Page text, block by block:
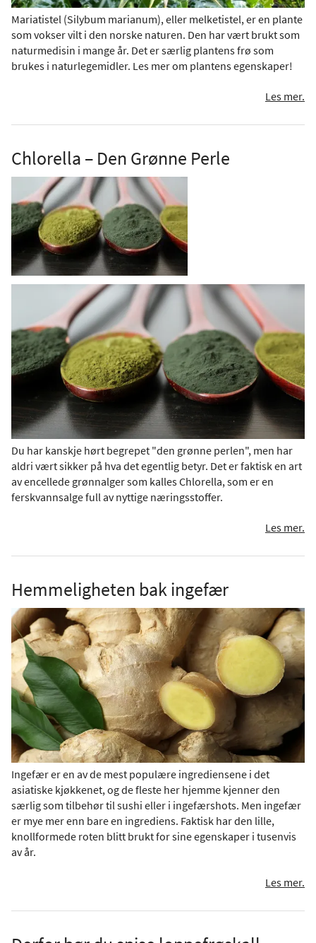
Mariatistel (Silybum marianum), eller melketistel, er en plante
som vokser vilt i den norske naturen. Den har vært brukt som
naturmedisin i mange år. Det er særlig plantens frø som
brukes i naturlegemidler. Les mer om plantens egenskaper!
Les mer.
Chlorella – Den Grønne Perle
Du har kanskje hørt begrepet "den grønne perlen", men har
aldri vært sikker på hva det egentlig betyr. Det er faktisk en art
av encellede grønnalger som kalles Chlorella, som er en
ferskvannsalge full av nyttige næringsstoffer.
Les mer.
Hemmeligheten bak ingefær
Ingefær er en av de mest populære ingrediensene i det
asiatiske kjøkkenet, og de fleste her hjemme kjenner den
særlig som tilbehør til sushi eller i ingefærshots. Men ingefær
er mye mer enn bare en ingrediens. Faktisk har den lille,
knollformede roten blitt brukt for sine egenskaper i tusenvis
av år.
Les mer.